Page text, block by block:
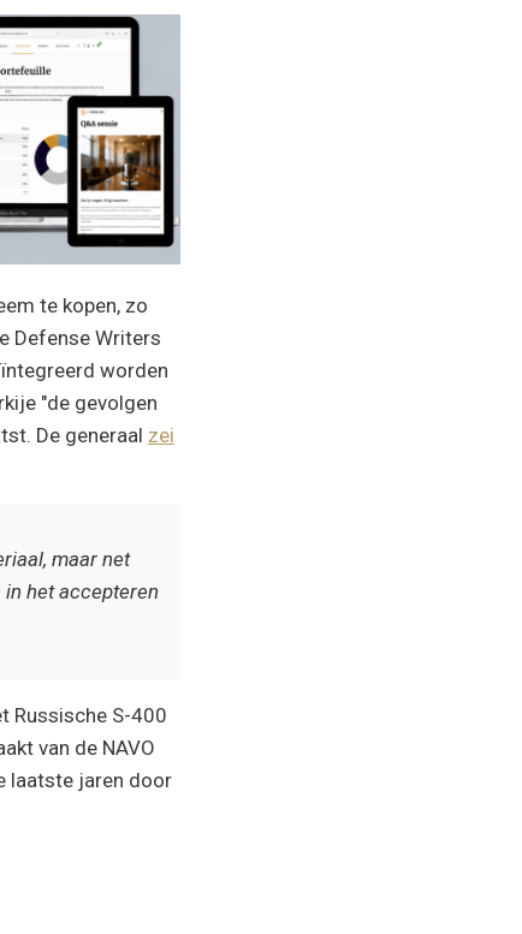
te kopen, zo
Defense Writers
worden
"de gevolgen
De generaal zei
maar net
het accepteren
Russische S-400
van de NAVO
laatste jaren door